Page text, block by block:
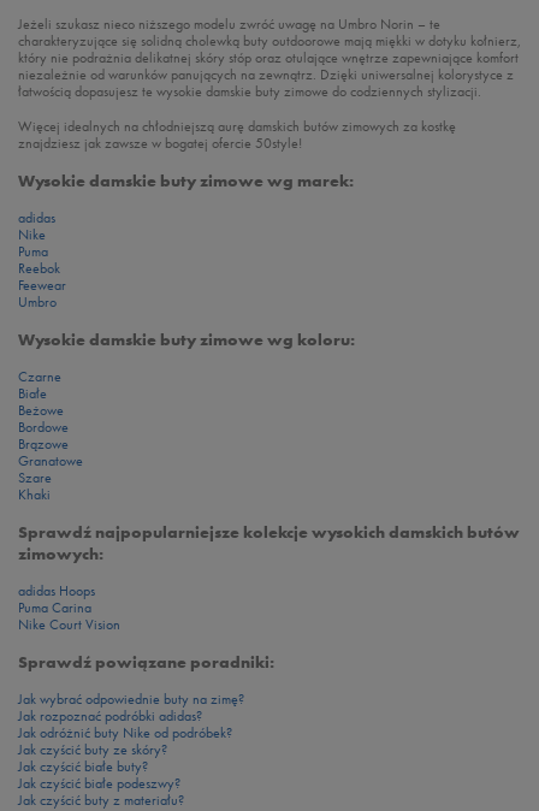
Jeżeli szukasz nieco niższego modelu zwróć uwagę na Umbro Norin – te
charakteryzujące się solidną cholewką buty outdoorowe mają miękki w dotyku kołnierz,
który nie podrażnia delikatnej skóry stóp oraz otulające wnętrze zapewniające komfort
niezależnie od warunków panujących na zewnątrz. Dzięki uniwersalnej kolorystyce z
łatwością dopasujesz te wysokie damskie buty zimowe do codziennych stylizacji.
Więcej idealnych na chłodniejszą aurę damskich butów zimowych za kostkę
znajdziesz jak zawsze w bogatej ofercie 50style!
Wysokie damskie buty zimowe wg marek:
adidas
Nike
Puma
Reebok
Feewear
Umbro
Wysokie damskie buty zimowe wg koloru:
Czarne
Białe
Beżowe
Bordowe
Brązowe
Granatowe
Szare
Khaki
Sprawdź najpopularniejsze kolekcje wysokich damskich butów
zimowych:
adidas Hoops
Puma Carina
Nike Court Vision
Sprawdź powiązane poradniki:
Jak wybrać odpowiednie buty na zimę?
Jak rozpoznać podróbki adidas?
Jak odróżnić buty Nike od podróbek?
Jak czyścić buty ze skóry?
Jak czyścić białe buty?
Jak czyścić białe podeszwy?
Jak czyścić buty z materiału?